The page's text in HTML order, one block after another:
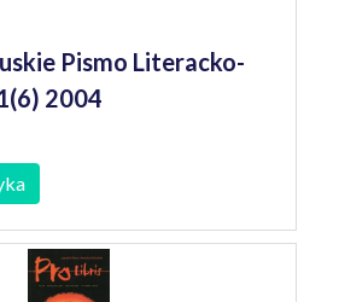
Pismo Literacko-
2004